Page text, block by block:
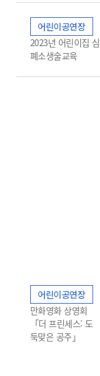
어린이공연장
2023년 어린이집 심
폐소생술교육
어린이공연장
만화영화 상영회
「더 프린세스: 도
둑맞은 공주」